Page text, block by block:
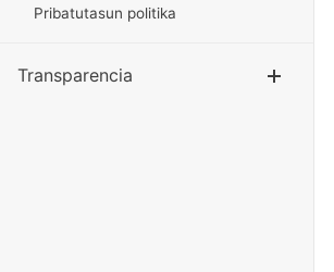
Pribatutasun politika
Transparencia